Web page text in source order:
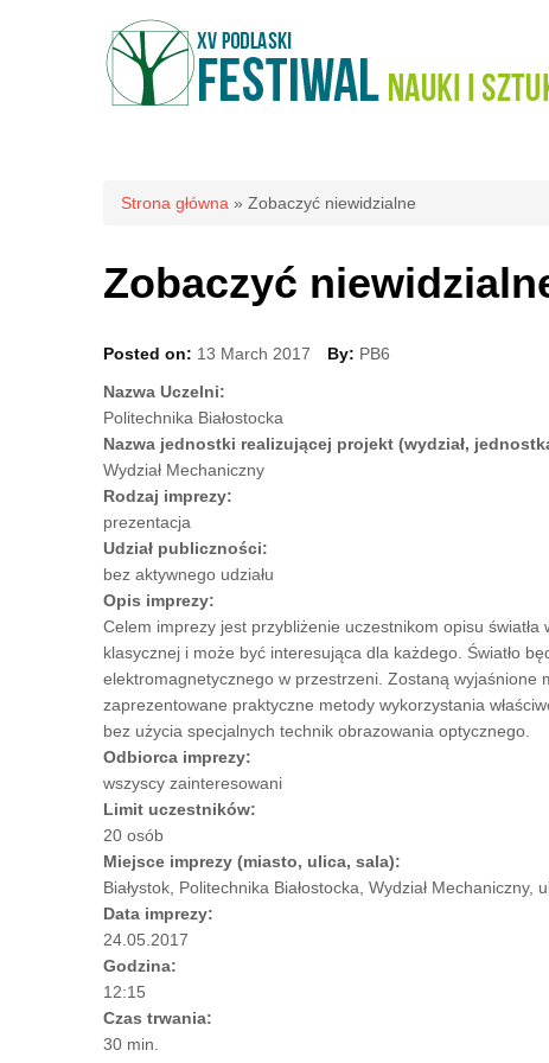
Jesteś tutaj
Strona główna » Zobaczyć niewidzialne
Zobaczyć
Posted on: 13 March 2017 By: PB6
Nazwa Uczelni:
Politechnika Białostocka
Nazwa jednostki realizującej projekt (wydział,
Wydział Mechaniczny
Rodzaj imprezy:
prezentacja
Udział publiczności:
bez aktywnego udziału
Opis imprezy:
Celem imprezy jest przybliżenie uczestnikom opisu
klasycznej i może być interesująca dla każdego. Światło
elektromagnetycznego w przestrzeni. Zostaną wyjaśnione
zaprezentowane praktyczne metody wykorzystania
bez użycia specjalnych technik obrazowania optycznego.
Odbiorca imprezy:
wszyscy zainteresowani
Limit uczestników:
20 osób
Miejsce imprezy (miasto, ulica, sala):
Białystok, Politechnika Białostocka, Wydział Mechaniczny,
Data imprezy:
24.05.2017
Godzina:
12:15
Czas trwania:
30 min.